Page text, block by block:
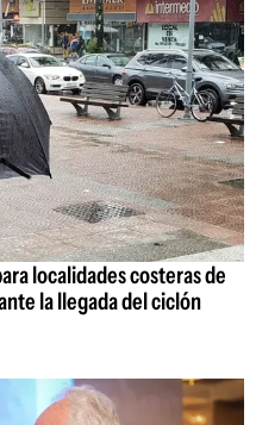
localidades costeras de
la llegada del ciclón